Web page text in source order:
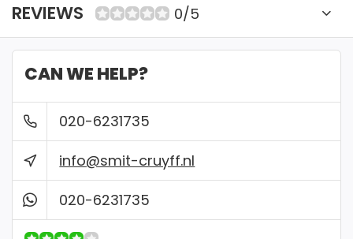
✔ Retourneren mogelijk binnen 14 dagen. Bekijk
onze voorwaarden
Bankcontact
✔ Gratis verzending vanaf €150
✔ Gemakkelijk passen onze winkel
REVIEWS 0/5
CAN WE HELP?
020-6231735
info@smit-cruyff.nl
020-6231735